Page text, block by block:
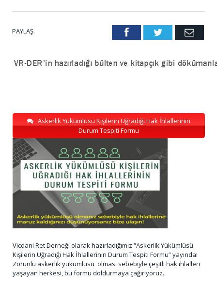
PAYLAŞ. FacebookTwitter Email
Askerlik Yükümlüsü Kişilerin Uğradığı Hak İhlallerinin
Durum Tespiti Formu
Vicdani Ret Derneği olarak hazırladığımız “Askerlik Yükümlüsü
Kişilerin Uğradığı Hak İhlallerinin Durum Tespiti Formu” yayında!
Zorunlu askerlik yükümlüsü olması sebebiyle çeşitli hak ihlalleri
yaşayan herkesi, bu formu doldurmaya çağırıyoruz.